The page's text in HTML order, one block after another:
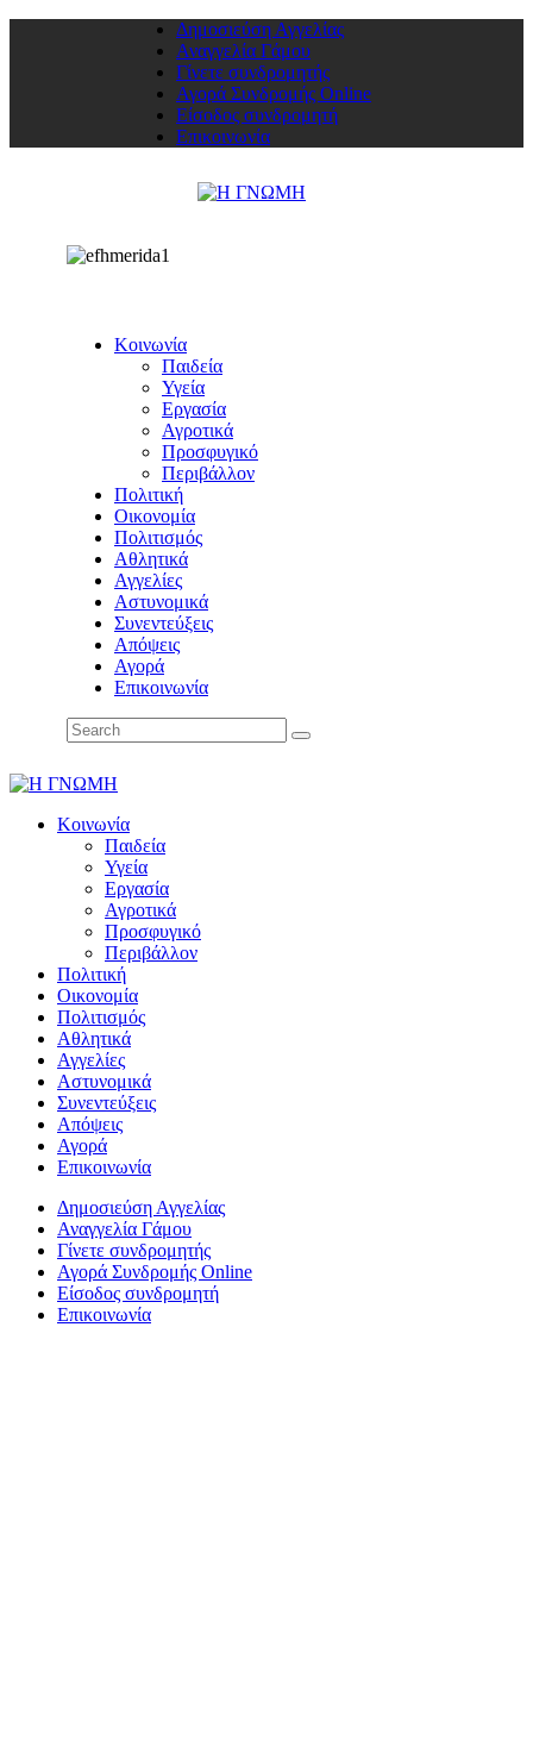
Δημοσιεύση Αγγελίας
Αναγγελία Γάμου
Γίνετε συνδρομητής
Αγορά Συνδρομής Online
Είσοδος συνδρομητή
Επικοινωνία
Κοινωνία
Παιδεία
Υγεία
Εργασία
Αγροτικά
Προσφυγικό
Περιβάλλον
Πολιτική
Οικονομία
Πολιτισμός
Αθλητικά
Αγγελίες
Αστυνομικά
Συνεντεύξεις
Απόψεις
Αγορά
Επικοινωνία
Κοινωνία
Παιδεία
Υγεία
Εργασία
Αγροτικά
Προσφυγικό
Περιβάλλον
Πολιτική
Οικονομία
Πολιτισμός
Αθλητικά
Αγγελίες
Αστυνομικά
Συνεντεύξεις
Απόψεις
Αγορά
Επικοινωνία
Δημοσιεύση Αγγελίας
Αναγγελία Γάμου
Γίνετε συνδρομητής
Αγορά Συνδρομής Online
Είσοδος συνδρομητή
Επικοινωνία